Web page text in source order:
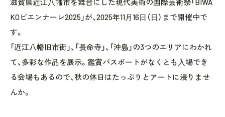
滋賀県近江⼋幡市を舞台にした現代美術の国際芸術祭「BIWA
KOビエンナーレ2025」が、2025年11⽉16⽇（⽇）まで開催中で
す。
「近江八幡旧市街」、「長命寺」、「沖島」の3つのエリアにわかれ
て、多彩な作品を展示。鑑賞パスポートがなくとも⼊場でき
る会場もあるので、秋の休日はたっぷりとアートに浸りませ
んか。